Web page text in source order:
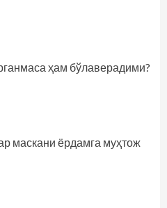
ҳам бўлаверадими?
маскани ёрдамга муҳтож